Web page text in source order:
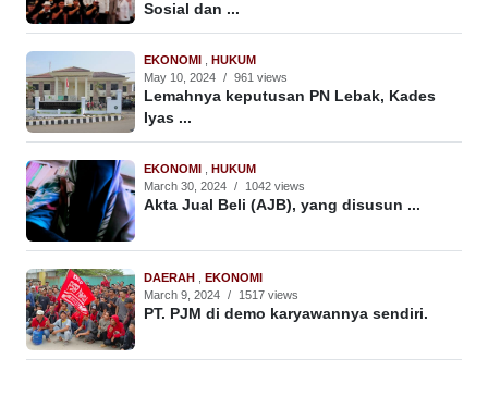
Sosial dan ...
EKONOMI
HUKUM
May 10, 2024 / 961 views
Lemahnya keputusan PN Lebak, Kades
Iyas ...
EKONOMI
HUKUM
March 30, 2024 / 1042 views
Akta Jual Beli (AJB), yang disusun ...
DAERAH
EKONOMI
March 9, 2024 / 1517 views
PT. PJM di demo karyawannya sendiri.